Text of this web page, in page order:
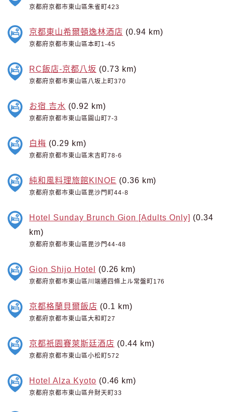
京都府京都市東山區朱雀町423
京都東山希爾頓逸林酒店 (0.94 km)
京都府京都市東山區本町1-45
RC飯店-京都八坂 (0.73 km)
京都府京都市東山區八坂上町370
お宿 吉水 (0.92 km)
京都府京都市東山區圓山町7-3
白梅 (0.29 km)
京都府京都市東山區末吉町78-6
純和風料理旅館KINOE (0.36 km)
京都府京都市東山區毘沙門町44-8
Hotel Sunday Brunch Gion [Adults Only] (0.34
km)
京都府京都市東山區毘沙門44-48
Gion Shijo Hotel (0.26 km)
京都府京都市東山區川端通四條上ル常盤町176
京都格蘭貝爾飯店 (0.1 km)
京都府京都市東山區大和町27
京都祇園賽萊斯廷酒店 (0.44 km)
京都府京都市東山區小松町572
Hotel Alza Kyoto (0.46 km)
京都府京都市東山區弁財天町33